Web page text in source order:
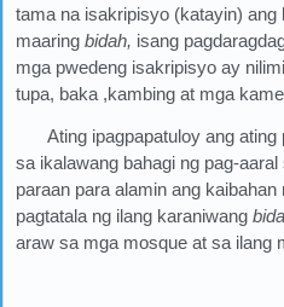
tama na isakripisyo (katayin)
maaring bidah, isang
mga pwedeng isakripisyo ay
tupa, baka ,kambing at mga
Ating ipagpapatuloy ang
sa ikalawang bahagi ng pag-
paraan para alamin ang kaibahan
pagtatala ng ilang karaniwang
araw sa mga mosque at sa ilang